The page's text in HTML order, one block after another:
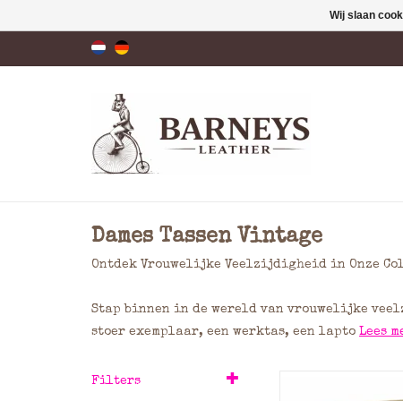
Dames Tassen Vintage
Ontdek Vrouwelijke Veelzijdigheid in Onze
Stap binnen in de wereld van vrouwelijke
stoer exemplaar, een werktas, een lapto Lees
Filters
met overslag,
Wij slaan